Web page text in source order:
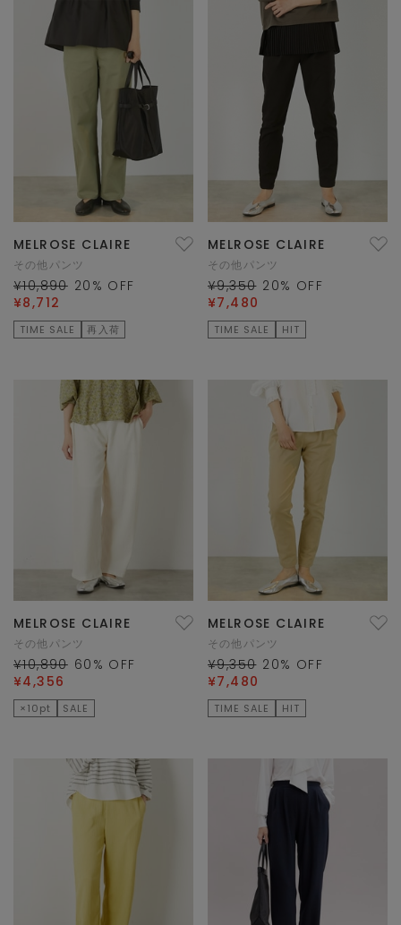
MELROSE CLAIRE
その他パンツ
¥10,890 20 % OFF
¥8,712
TIME SALE 再入荷
MELROSE CLAIRE
その他パンツ
¥9,350 20% OFF
¥7,480
TIME SALE HIT
MELROSE CLAIRE
その他パンツ
¥10,890 60 % OFF
¥4,356
×10pt SALE
MELROSE CLAIRE
その他パンツ
¥9,350 20% OFF
¥7,480
TIME SALE HIT